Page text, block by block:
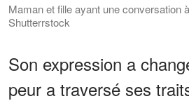
Maman et fille ayant une
Shutterrstock
Son expression a
peur a traversé ses